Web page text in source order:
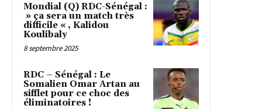
Mondial (Q) RDC-Sénégal :
» ça sera un match très
difficile « , Kalidou
Koulibaly
8 septembre 2025
RDC – Sénégal : Le
Somalien Omar Artan au
sifflet pour ce choc des
éliminatoires !